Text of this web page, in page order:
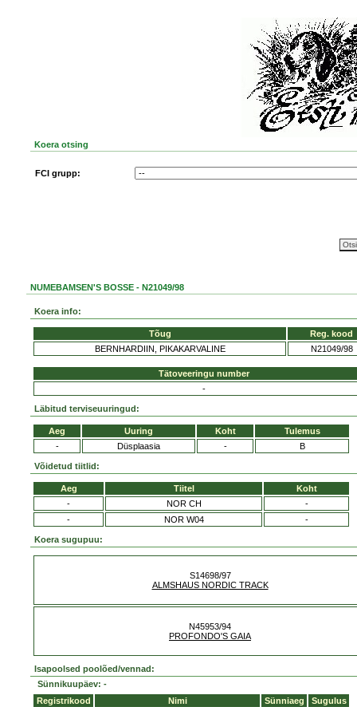
Koera otsing
FCI grupp:
NUMEBAMSEN'S BOSSE - N21049/98
Koera info:
Tõug
Reg. kood
BERNHARDIIN, PIKAKARVALINE
N21049/98
Tätoveeringu number
-
Läbitud terviseuuringud:
Aeg Uuring Koht
Tulemus
-
Düsplaasia - B
Võidetud tiitlid:
Aeg Tiitel
Koht
-
NOR CH
-
-
NOR W04 -
Koera sugupuu:
S14698/97
ALMSHAUS NORDIC TRACK
N45953/94
PROFONDO'S GAIA
Isapoolsed poolõed/vennad:
Sünnikuupäev: -
Registrikood
Nimi Sünniaeg
Sugulus